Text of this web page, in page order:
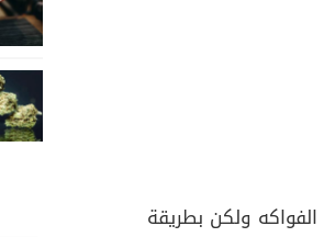
ولكن بطريقة